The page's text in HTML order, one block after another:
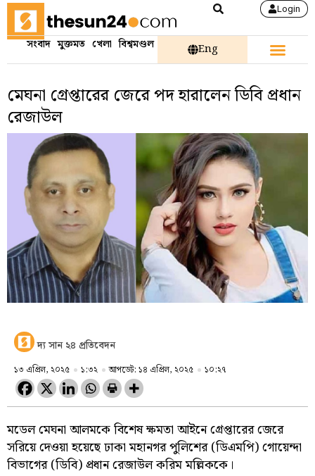
Login
সংবাদ মুক্তমত খেলা বিশ্বমণ্ডল Eng
মেঘনা গ্রেপ্তারের জেরে পদ হারালেন ডিবি প্রধান
রেজাউল
দ্য সান ২৪ প্রতিবেদন
১৩ এপ্রিল, ২০২৫ ১:৩২ আপডেট: ১৪ এপ্রিল, ২০২৫ ১০:২৭
মডেল মেঘনা আলমকে বিশেষ ক্ষমতা আইনে গ্রেপ্তারের জেরে
সরিয়ে দেওয়া হয়েছে ঢাকা মহানগর পুলিশের (ডিএমপি) গোয়েন্দা
বিভাগের (ডিবি) প্রধান রেজাউল করিম মল্লিককে।